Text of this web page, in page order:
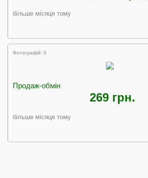
більше місяця тому
Фотографій: 0
Продаж-обмін
269 грн.
більше місяця тому